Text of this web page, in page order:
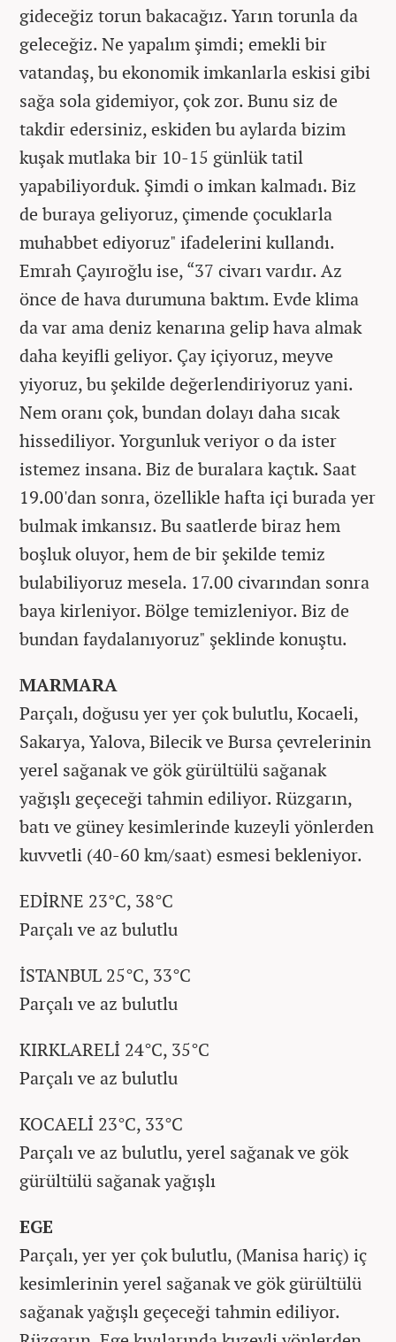
gideceğiz torun bakacağız. Yarın torunla da
geleceğiz. Ne yapalım şimdi; emekli bir
vatandaş, bu ekonomik imkanlarla eskisi gibi
sağa sola gidemiyor, çok zor. Bunu siz de
takdir edersiniz, eskiden bu aylarda bizim
kuşak mutlaka bir 10-15 günlük tatil
yapabiliyorduk. Şimdi o imkan kalmadı. Biz
de buraya geliyoruz, çimende çocuklarla
muhabbet ediyoruz" ifadelerini kullandı.
Emrah Çayıroğlu ise, “37 civarı vardır. Az
önce de hava durumuna baktım. Evde klima
da var ama deniz kenarına gelip hava almak
daha keyifli geliyor. Çay içiyoruz, meyve
yiyoruz, bu şekilde değerlendiriyoruz yani.
Nem oranı çok, bundan dolayı daha sıcak
hissediliyor. Yorgunluk veriyor o da ister
istemez insana. Biz de buralara kaçtık. Saat
19.00'dan sonra, özellikle hafta içi burada yer
bulmak imkansız. Bu saatlerde biraz hem
boşluk oluyor, hem de bir şekilde temiz
bulabiliyoruz mesela. 17.00 civarından sonra
baya kirleniyor. Bölge temizleniyor. Biz de
bundan faydalanıyoruz" şeklinde konuştu.
MARMARA
Parçalı, doğusu yer yer çok bulutlu, Kocaeli,
Sakarya, Yalova, Bilecik ve Bursa çevrelerinin
yerel sağanak ve gök gürültülü sağanak
yağışlı geçeceği tahmin ediliyor. Rüzgarın,
batı ve güney kesimlerinde kuzeyli yönlerden
kuvvetli (40-60 km/saat) esmesi bekleniyor.
EDİRNE 23°C, 38°C
Parçalı ve az bulutlu
İSTANBUL 25°C, 33°C
Parçalı ve az bulutlu
KIRKLARELİ 24°C, 35°C
Parçalı ve az bulutlu
KOCAELİ 23°C, 33°C
Parçalı ve az bulutlu, yerel sağanak ve gök
gürültülü sağanak yağışlı
EGE
Parçalı, yer yer çok bulutlu, (Manisa hariç) iç
kesimlerinin yerel sağanak ve gök gürültülü
sağanak yağışlı geçeceği tahmin ediliyor.